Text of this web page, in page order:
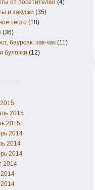
от посетителей (4)
и закуски (35)
тесто (18)
(36)
баурсак, чак-чак (11)
булочки (12)
2015
2015
2014
2014
2014
2014